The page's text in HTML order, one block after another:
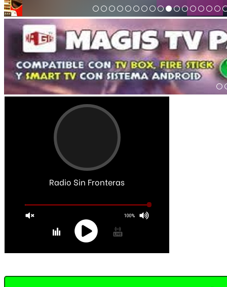
Radio Sin Fronteras
100%